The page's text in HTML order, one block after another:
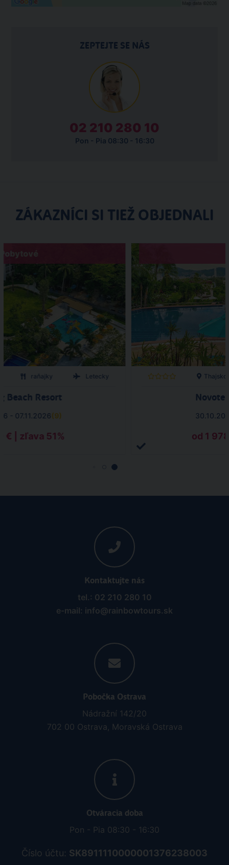
ZEPTEJTE SE NÁS
02 210 280 10
Pon - Pia 08:30 - 16:30
ZÁKAZNÍCI SI TIEŽ OBJEDNALI
raňajky Letecky
Beach Resort
- 07.11.2026(9)
€ | zľava 51%
Thajsko
od 1
Kontaktujte nás
tel.: 02 210 280 10
e-mail: info@rainbowtours.sk
Pobočka Ostrava
Nádražní 142/20
702 00 Ostrava, Moravská Ostrava
Otváracia doba
Pon - Pia 08:30 - 16:30
Číslo účtu: SK8911110000001376238003